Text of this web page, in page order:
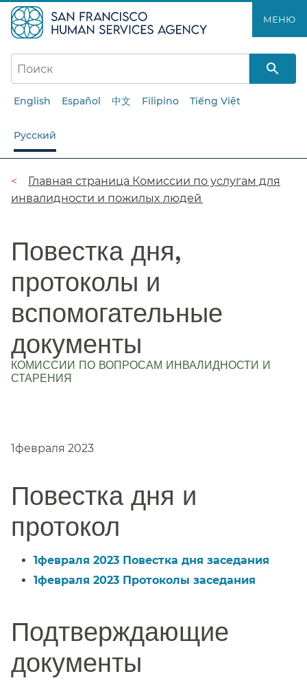
к
основному
содержанию​​
МЕНЮ​​
English Español 中文 Filipino Tiếng Việt
Русский
Цепочка
навигации​​
Главная страница Комиссии по услугам для
инвалидности и пожилых людей​​
Повестка дня,
протоколы и
вспомогательные
документы
КОМИССИИ ПО ВОПРОСАМ ИНВАЛИДНОСТИ И
СТАРЕНИЯ
1февраля 2023​​
Повестка дня и
протокол​​
1февраля 2023 Повестка дня заседания​​
1февраля 2023 Протоколы заседания​​
Подтверждающие
документы​​